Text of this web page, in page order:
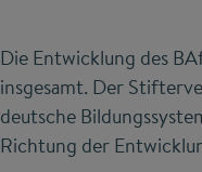
Die Entwicklung des
insgesamt. Der
deutsche
Richtung der